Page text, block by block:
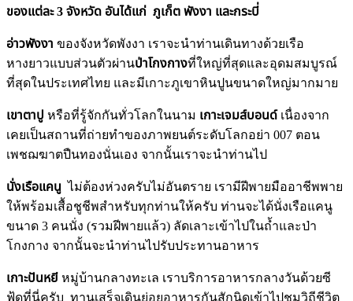
ของแต่ละ 3 จังหวัด อันได้แก่ ภูเก็ต พังงา และกระบี่
อ่าวพังงา ของจังหวัดพังงา เราจะนำท่านเดินทางด้วยเรือ
หางยาวแบบส่วนตัวผ่านป่าโกงกางที่ใหญ่ที่สุดและอุดมสมบูรณ์
ที่สุดในประเทศไทย และมีเกาะภูเขาหินปูนขนาดใหญ่มากมาย
เขาตาปู หรือที่รู้จักกันทั่วโลกในนาม เกาะเจมส์บอนด์เนื่องจาก
เคยเป็นสถานที่ถ่ายทำของภาพยนต์ระดับโลกอย่า 007 ตอน
เพชฌฆาตปืนทองนั่นเอง จากนั้นเราจะนำท่านไป
นั่งเรือแคนู ไม่ต้องห่วงครับไม่อันตราย เรามีฝีพายมืออาชีพพาย
ให้พร้อมเสื้อชูชีพสำหรับทุกท่านให้ครับ ท่านจะได้นั่งเรือแคนู
ขนาด 3 คนนั่ง (รวมฝีพายแล้ว) ลัดเลาะเข้าไปในถ้ำและป่า
โกงกาง จากนั้นจะนำท่านไปรับประทานอาหาร
เกาะปันหยี หมู่บ้านกลางทะเล เราบริการอาหารกลางวันด้วยซี
ฟู้ดที่นี่ครับ ทานเสร็จเดินย่อยอาหารกันสักนิดเข้าไปชมวิถีชีวิต